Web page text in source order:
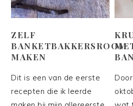
ZELF
BANKETBAKKERSROOM
MAKEN
Dit is een van de eerste
recepten die ik leerde